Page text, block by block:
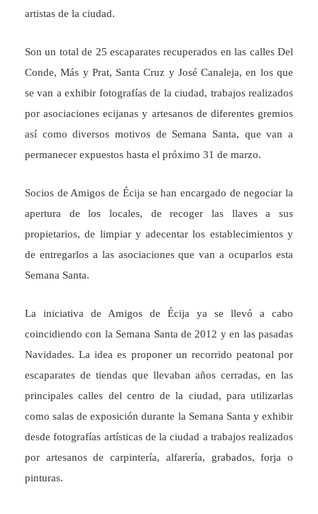
artistas de la ciudad.
Son un total de 25 escaparates recuperados en las calles Del
Conde, Más y Prat, Santa Cruz y José Canaleja, en los que
se van a exhibir fotografías de la ciudad, trabajos realizados
por asociaciones ecijanas y artesanos de diferentes gremios
así como diversos motivos de Semana Santa, que van a
permanecer expuestos hasta el próximo 31 de marzo.
Socios de Amigos de Écija se han encargado de negociar la
apertura de los locales, de recoger las llaves a sus
propietarios, de limpiar y adecentar los establecimientos y
de entregarlos a las asociaciones que van a ocuparlos esta
Semana Santa.
La iniciativa de Amigos de Écija ya se llevó a cabo
coincidiendo con la Semana Santa de 2012 y en las pasadas
Navidades. La idea es proponer un recorrido peatonal por
escaparates de tiendas que llevaban años cerradas, en las
principales calles del centro de la ciudad, para utilizarlas
como salas de exposición durante la Semana Santa y exhibir
desde fotografías artísticas de la ciudad a trabajos realizados
por artesanos de carpintería, alfarería, grabados, forja o
pinturas.